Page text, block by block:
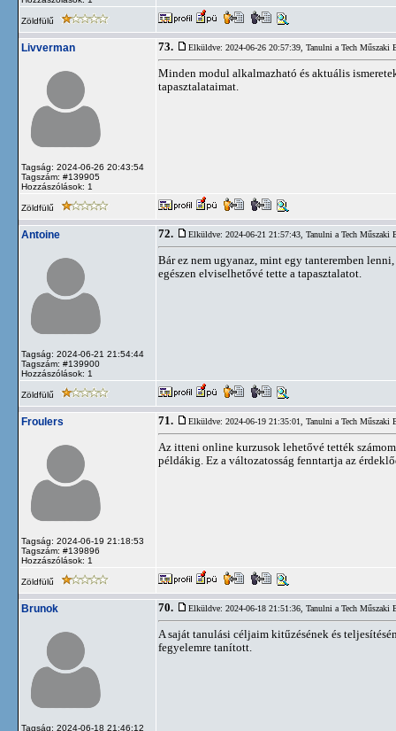
Zöldfülű
Livverman
Tagság: 2024-06-26 20:43:54
Tagszám: #139905
Hozzászólások: 1
73. Elküldve: 2024-06-26 20:57:39, Tanulni a Tech Műszaki
Minden modul alkalmazható és aktuális
tapasztalataimat.
Zöldfülű
Antoine
Tagság: 2024-06-21 21:54:44
Tagszám: #139900
Hozzászólások: 1
72. Elküldve: 2024-06-21 21:57:43, Tanulni a Tech Műszaki
Bár ez nem ugyanaz, mint egy tanteremben
egészen elviselhetővé tette a tapasztalatot.
Zöldfülű
Froulers
Tagság: 2024-06-19 21:18:53
Tagszám: #139896
Hozzászólások: 1
71. Elküldve: 2024-06-19 21:35:01, Tanulni a Tech Műszaki
Az itteni online kurzusok lehetővé tették
példákig. Ez a változatosság fenntartja az
Zöldfülű
Brunok
Tagság: 2024-06-18 21:46:12
70. Elküldve: 2024-06-18 21:51:36, Tanulni a Tech Műszaki
A saját tanulási céljaim kitűzésének és
fegyelemre tanított.